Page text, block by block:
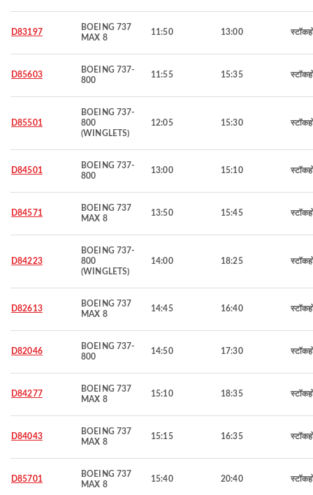
D83197
BOEING 737
MAX 8
11:50 13:00
D85603
BOEING 737-
800
11:55 15:35
D85501
BOEING 737-
800
(WINGLETS)
12:05 15:30
D84501
BOEING 737-
800
13:00 15:10
D84571
BOEING 737
MAX 8
13:50 15:45
D84223
BOEING 737-
800
(WINGLETS)
14:00 18:25
D82613
BOEING 737
MAX 8
14:45 16:40
D82046
BOEING 737-
800
14:50 17:30
D84277
BOEING 737
MAX 8
15:10 18:35
D84043
BOEING 737
MAX 8
15:15 16:35
D85701
BOEING 737
MAX 8
15:40 20:40